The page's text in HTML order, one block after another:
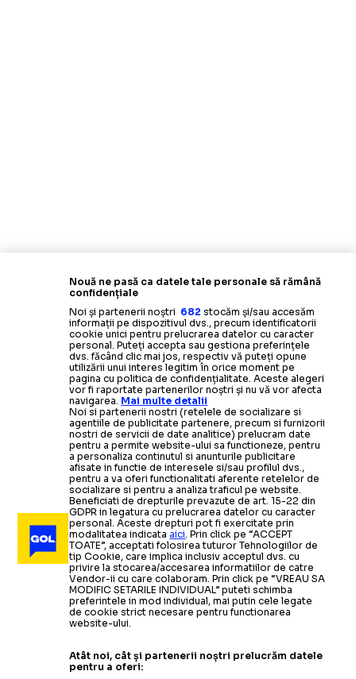
Nouă ne pasă ca datele tale personale să rămână
confidențiale
Noi și partenerii noștri 682 stocăm și/sau accesăm
informații pe dispozitivul dvs., precum identificatorii
cookie unici pentru prelucrarea datelor cu caracter
personal. Puteți accepta sau gestiona preferințele
dvs. făcând clic mai jos, respectiv vă puteți opune
utilizării unui interes legitim în orice moment pe
pagina cu politica de confidențialitate. Aceste alegeri
vor fi raportate partenerilor noștri și nu vă vor afecta
navigarea. Mai multe detalii
Noi si partenerii nostri (retelele de socializare si
agentiile de publicitate partenere, precum si furnizorii
nostri de servicii de date analitice) prelucram date
pentru a permite website-ului sa functioneze, pentru
a personaliza continutul si anunturile publicitare
afisate in functie de interesele si/sau profilul dvs.,
pentru a va oferi functionalitati aferente retelelor de
socializare si pentru a analiza traficul pe website.
Beneficiati de drepturile prevazute de art. 15-22 din
GDPR in legatura cu prelucrarea datelor cu caracter
personal. Aceste drepturi pot fi exercitate prin
modalitatea indicataaici. Prin click pe “ACCEPT
TOATE”, acceptati folosirea tuturor Tehnologiilor de
tip Cookie, care implica inclusiv acceptul dvs. cu
privire la stocarea/accesarea informatiilor de catre
Vendor-ii cu care colaboram. Prin click pe “VREAU SA
MODIFIC SETARILE INDIVIDUAL” puteti schimba
preferintele in mod individual, mai putin cele legate
de cookie strict necesare pentru functionarea
website-ului.
Atât noi, cât și partenerii noștri prelucrăm datele
pentru a oferi: